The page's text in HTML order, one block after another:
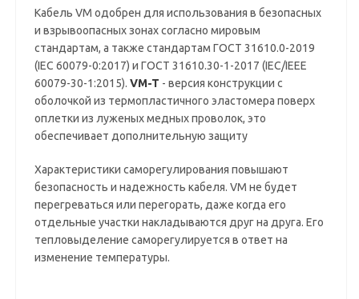
Кабель VM одобрен для использования в безопасных
и взрывоопасных зонах согласно мировым
стандартам, а также стандартам ГОСТ 31610.0-2019
(IEC 60079-0:2017) и ГОСТ 31610.30-1-2017 (IEC/IEEE
60079-30-1:2015).VM-T - версия конструкции с
оболочкой из термопластичного эластомера поверх
оплетки из луженых медных проволок, это
обеспечивает дополнительную защиту
Характеристики саморегулирования повышают
безопасность и надежность кабеля. VM не будет
перегреваться или перегорать, даже когда его
отдельные участки накладываются друг на друга. Его
тепловыделение саморегулируется в ответ на
изменение температуры.